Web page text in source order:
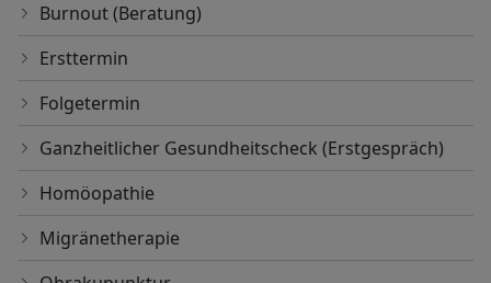
Burnout (Beratung)
Ersttermin
Folgetermin
Ganzheitlicher Gesundheitscheck (Erstgespräch)
Homöopathie
Migränetherapie